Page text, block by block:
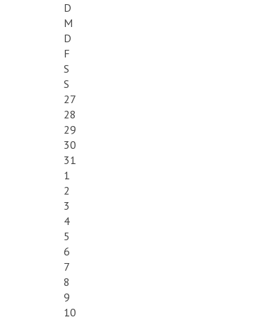
D
M
D
F
S
S
27
28
29
30
31
1
2
3
4
5
6
7
8
9
10